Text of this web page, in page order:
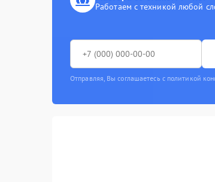
Работаем с техникой любой
Отправляя, Вы соглашаетесь с политикой